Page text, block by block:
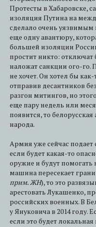
Протесты в Хабаровске,
изоляция Путина на
сделало очень уязвимым
еще одну авантюру,
большей изоляции
простит никто: отключат
наложат санкции ого-го.
не хочет. Он хотел бы
отправив десантников
разгон митингов, но
еще пару недель или
появится, то
народа.
Армия уже сейчас
если будет какая-то
оружие и будут помогать
машина пересекает
прим. ЖН), то это
арестовать Лукашенко,
российских военных. В
у Януковича в 2014 году.
если это будет